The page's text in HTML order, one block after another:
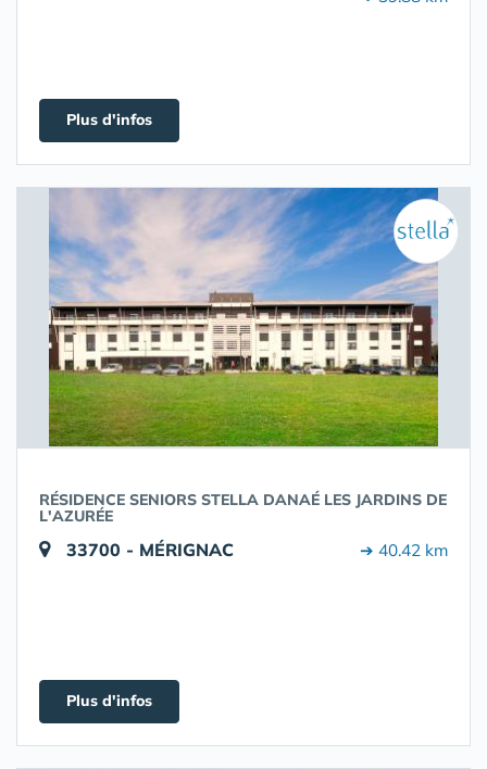
Plus d'infos
RÉSIDENCE SENIORS STELLA DANAÉ LES JARDINS DE
L'AZURÉE
33700 - MÉRIGNAC ➔ 40.42 km
Plus d'infos